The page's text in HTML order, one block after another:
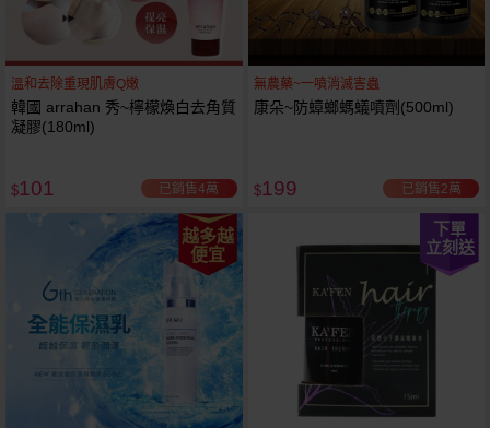
溫和去除重現肌膚Q嫩
韓國 arrahan 秀~檸檬煥白去角質
凝膠(180ml)
$101 已銷售4萬
無農藥~一噴消滅害蟲
康朵~防蟑螂螞蟻噴劑(500ml)
$199 已銷售2萬
越多越
便宜
下單
立刻送